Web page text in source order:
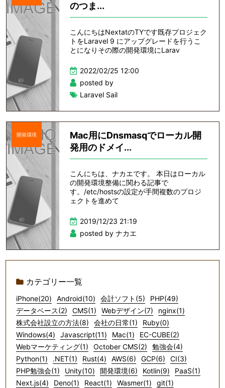
のつま...
こんにちはNextatのTYです既存プロジェク
トをLaravel 9 にアップグレードを行うこ
とになりその際の開発環境にLarav
2022/02/25 12:00
posted by
Laravel Sail
開発環境
Mac用にDnsmasqでローカル開
発用のドメイ...
こんにちは、ナカエです。 本日はローカル
の開発環境整備に関わる記事で
す。/etc/hostsの設定が手間複数のプロジ
ェクトを進めて
2019/12/23 21:19
posted by ナカエ
カテゴリー一覧
iPhone(20) Android(10) 会計ソフト(5)
PHP(49)
データベース(2)
CMS(1) Webデザイン(7)
nginx(1)
株式会社設立の方法(8)
会社の日常(1)
Ruby(0)
Windows(4)
Javascript(11) Mac(1)
EC-CUBE(2)
Webマーケティング(1)
October CMS(2)
勉強会(4)
Python(1)
.NET(1) Rust(4) AWS(6) GCP(6)
CI(3)
PHP勉強会(1)
Unity(10) 開発環境(6) Kotlin(9)
PaaS(1)
Next.js(4)
Deno(1) React(1) Wasmer(1) git(1)